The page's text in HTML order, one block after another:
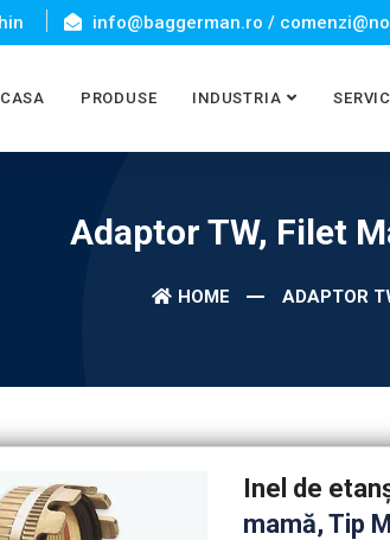
info@baggerman.ro /
PRODUSE INDUSTRIA
Adaptor TW, Filet
HOME ADAPTOR
Inel de
mamă, Tip